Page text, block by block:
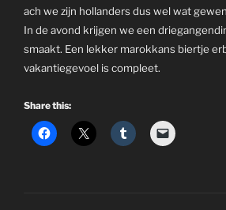
ach we zijn hollanders dus wel wat
In de avond krijgen we een
smaakt. Een lekker marokkans biertje
vakantiegevoel is compleet.
Share this: